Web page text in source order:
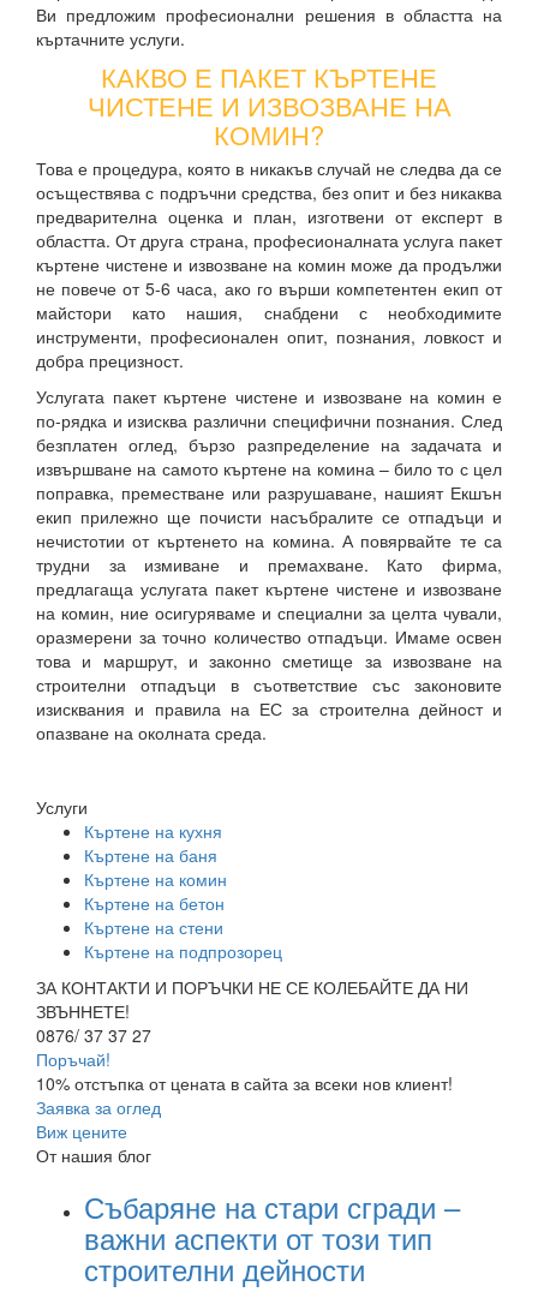
Ви предложим професионални решения в областта на
къртачните услуги.
КАКВО Е ПАКЕТ КЪРТЕНЕ
ЧИСТЕНЕ И ИЗВОЗВАНЕ НА
КОМИН?
Това е процедура, която в никакъв случай не следва да се
осъществява с подръчни средства, без опит и без никаква
предварителна оценка и план, изготвени от експерт в
областта. От друга страна, професионалната услуга пакет
къртене чистене и извозване на комин може да продължи
не повече от 5-6 часа, ако го върши компетентен екип от
майстори като нашия, снабдени с необходимите
инструменти, професионален опит, познания, ловкост и
добра прецизност.
Услугата пакет къртене чистене и извозване на комин е
по-рядка и изисква различни специфични познания. След
безплатен оглед, бързо разпределение на задачата и
извършване на самото къртене на комина – било то с цел
поправка, преместване или разрушаване, нашият Екшън
екип прилежно ще почисти насъбралите се отпадъци и
нечистотии от къртенето на комина. А повярвайте те са
трудни за измиване и премахване. Като фирма,
предлагаща услугата пакет къртене чистене и извозване
на комин, ние осигуряваме и специални за целта чували,
оразмерени за точно количество отпадъци. Имаме освен
това и маршрут, и законно сметище за извозване на
строителни отпадъци в съответствие със законовите
изисквания и правила на ЕС за строителна дейност и
опазване на околната среда.
Услуги
Къртене на кухня
Къртене на баня
Къртене на комин
Къртене на бетон
Къртене на стени
Къртене на подпрозорец
ЗА КОНТАКТИ И ПОРЪЧКИ НЕ СЕ КОЛЕБАЙТЕ ДА НИ
ЗВЪННЕТЕ!
0876/ 37 37 27
Поръчай!
10% отстъпка от цената в сайта за всеки нов клиент!
Заявка за оглед
Виж цените
От нашия блог
Събаряне на стари сгради –
важни аспекти от този тип
строителни дейности